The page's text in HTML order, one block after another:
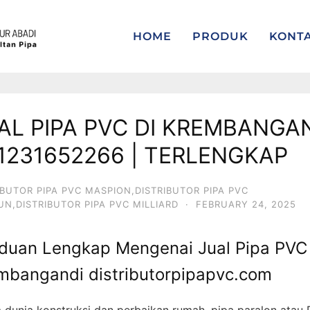
HOME PRODUK
PIPA PVC DI
| TERLENGKAP
PIPA PVC MASPION,DISTRIBUTOR PIPA PVC
PIPA PVC MILLIARD
· FEBRUARY 24, 2025
Lengkap Mengenai Jual Pipa
distributorpipapvc.com